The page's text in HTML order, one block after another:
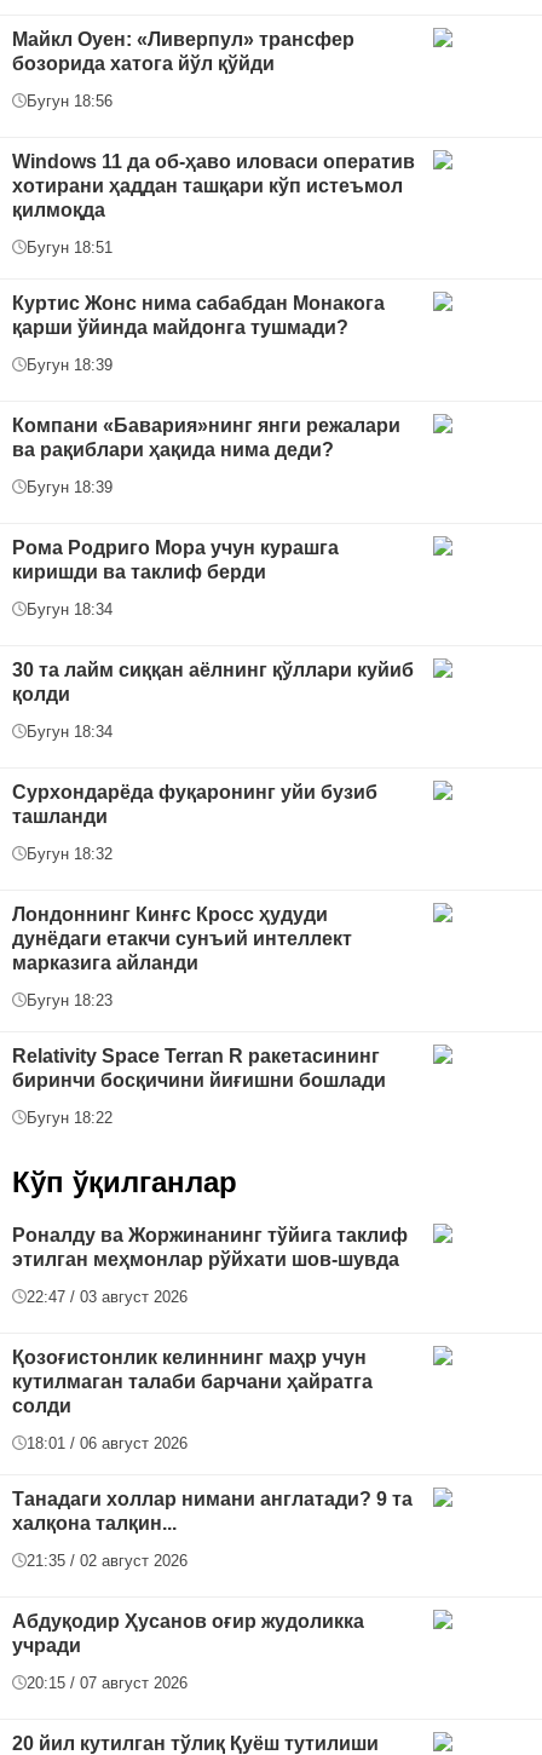
Майкл Оуен: «Ливерпул» трансфер
бозорида хатога йўл қўйди
Бугун 18:56
Windows 11 да об-ҳаво иловаси оператив
хотирани ҳаддан ташқари кўп истеъмол
қилмоқда
Бугун 18:51
Куртис Жонс нима сабабдан Монакога
қарши ўйинда майдонга тушмади?
Бугун 18:39
Компани «Бавария»нинг янги режалари
ва рақиблари ҳақида нима деди?
Бугун 18:39
Рома Родриго Мора учун курашга
киришди ва таклиф берди
Бугун 18:34
30 та лайм сиққан аёлнинг қўллари куйиб
қолди
Бугун 18:34
Сурхондарёда фуқаронинг уйи бузиб
ташланди
Бугун 18:32
Лондоннинг Кинғс Кросс ҳудуди
дунёдаги етакчи сунъий интеллект
марказига айланди
Бугун 18:23
Relativity Space Terran R ракетасининг
биринчи босқичини йиғишни бошлади
Бугун 18:22
Кўп ўқилганлар
Роналду ва Жоржинанинг тўйига таклиф
этилган меҳмонлар рўйхати шов-шувда
22:47 / 03 август 2026
Қозоғистонлик келиннинг маҳр учун
кутилмаган талаби барчани ҳайратга
солди
18:01 / 06 август 2026
Танадаги холлар нимани англатади? 9 та
халқона талқин...
21:35 / 02 август 2026
Абдуқодир Ҳусанов оғир жудоликка
учради
20:15 / 07 август 2026
20 йил кутилган тўлиқ Қуёш тутилиши